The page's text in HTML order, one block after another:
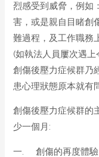
烈感受到威脅，例如
害，或是親自目睹創
難過程，及工作職務
(如執法人員屢次遇上
創傷後壓力症候群乃
患心理狀態原本就有
創傷後壓力症候群的
少一個月:
一. 創傷的再度體驗